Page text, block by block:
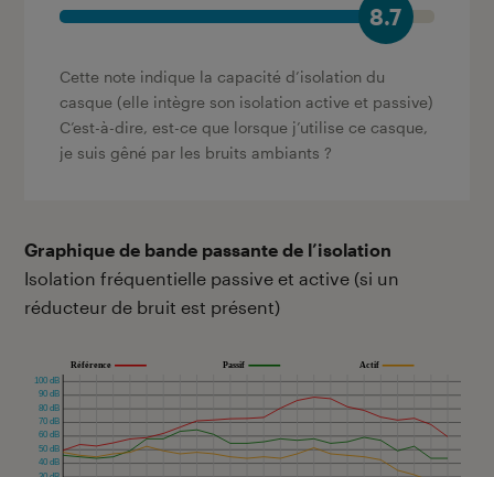
8.7
Cette note indique la capacité d’isolation du
casque (elle intègre son isolation active et passive)
C’est-à-dire, est-ce que lorsque j’utilise ce casque,
je suis gêné par les bruits ambiants ?
Graphique de bande passante de l’isolation
Isolation fréquentielle passive et active (si un
réducteur de bruit est présent)